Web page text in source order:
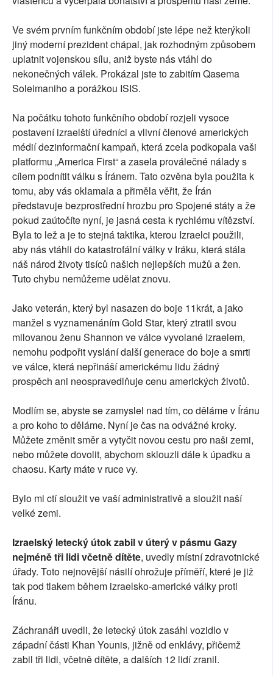
Ve svém prvním funkčním období jste lépe než kterýkoli
jiný moderní prezident chápal, jak rozhodným způsobem
uplatnit vojenskou sílu, aniž byste nás vtáhl do
nekonečných válek. Prokázal jste to zabitím Qasema
Soleimaniho a porážkou ISIS.
Na počátku tohoto funkčního období rozjeli vysoce
postavení izraelští úředníci a vlivní členové amerických
médií dezinformační kampaň, která zcela podkopala vaši
platformu „America First“ a zasela proválečné nálady s
cílem podnítit válku s Íránem. Tato ozvěna byla použita k
tomu, aby vás oklamala a přiměla věřit, že Írán
představuje bezprostřední hrozbu pro Spojené státy a že
pokud zaútočíte nyní, je jasná cesta k rychlému vítězství.
Byla to lež a je to stejná taktika, kterou Izraelci použili,
aby nás vtáhli do katastrofální války v Iráku, která stála
náš národ životy tisíců našich nejlepších mužů a žen.
Tuto chybu nemůžeme udělat znovu.
Jako veterán, který byl nasazen do boje 11krát, a jako
manžel s vyznamenáním Gold Star, který ztratil svou
milovanou ženu Shannon ve válce vyvolané Izraelem,
nemohu podpořit vyslání další generace do boje a smrti
ve válce, která nepřináší americkému lidu žádný
prospěch ani neospravedlňuje cenu amerických životů.
Modlím se, abyste se zamyslel nad tím, co děláme v Íránu
a pro koho to děláme. Nyní je čas na odvážné kroky.
Můžete změnit směr a vytyčit novou cestu pro naši zemi,
nebo můžete dovolit, abychom sklouzli dále k úpadku a
chaosu. Karty máte v ruce vy.
Bylo mi ctí sloužit ve vaší administrativě a sloužit naší
velké zemi.
Izraelský letecký útok zabil v úterý v pásmu Gazy
nejméně tři lidi včetně dítěte, uvedly místní zdravotnické
úřady. Toto nejnovější násilí ohrožuje příměří, které je již
tak pod tlakem během izraelsko-americké války proti
Íránu.
Záchranáři uvedli, že letecký útok zasáhl vozidlo v
západní části Khan Younis, jižně od enklávy, přičemž
zabil tři lidi, včetně dítěte, a dalších 12 lidí zranil.